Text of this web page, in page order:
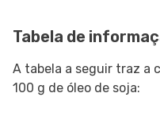
Tabela de
A tabela a seguir traz a
100 g de óleo de soja: